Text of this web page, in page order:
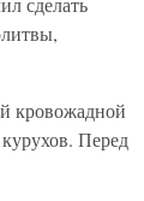
кровожадной
Перед